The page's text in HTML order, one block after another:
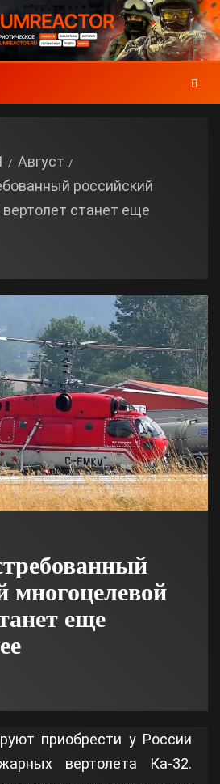
Август
российский
станет еще
многоцелевой
еще
приобрести у России
вертолета Ка-32.